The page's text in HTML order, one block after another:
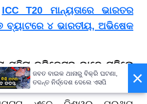
ICC T20 ମାନ୍ୟତାରେ ଭାରତର
ବ୍ୟାଟରେ ୪ ଭାରତୀୟ, ଅଭିଷେକ
କ୍ରିକେଟର ଭାବେ ଗଢ଼ିଲେ
×
ଜବତ ବାଇକ ଥାନାରୁ ବିକ୍ରି ଘଟଣା,
ତଦନ୍ତ ନିର୍ଦ୍ଦେଶ ଦେଲେ ଏସପି